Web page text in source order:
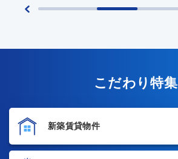
こだわり特集
新築賃貸物件